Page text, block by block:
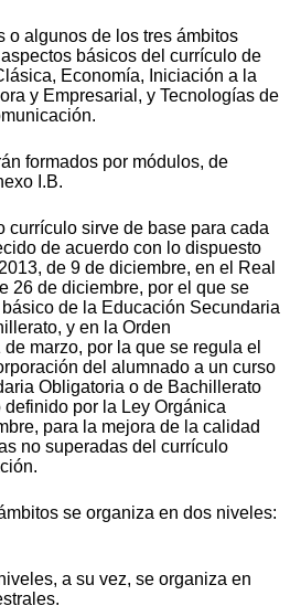
algunos de los tres ámbitos
básicos del currículo de
Economía, Iniciación a la
y Empresarial, y Tecnologías de
formados por módulos, de
I.B.
sirve de base para cada
de acuerdo con lo dispuesto
de 9 de diciembre, en el Real
26 de diciembre, por el que se
de la Educación Secundaria
y en la Orden
marzo, por la que se regula el
del alumnado a un curso
Obligatoria o de Bachillerato
por la Ley Orgánica
para la mejora de la calidad
no superadas del currículo
se organiza en dos niveles:
a su vez, se organiza en